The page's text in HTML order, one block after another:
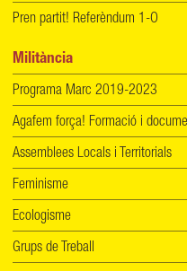
Pren partit! Referèndum 1-O
Militància
Programa Marc 2019-2023
Agafem força! Formació i
Assemblees Locals i Territorials
Feminisme
Ecologisme
Grups de Treball